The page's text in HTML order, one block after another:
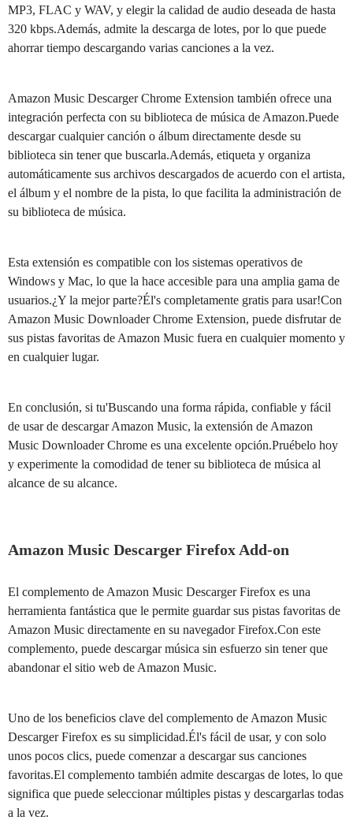
MP3, FLAC y WAV, y elegir la calidad de audio deseada de hasta
320 kbps.Además, admite la descarga de lotes, por lo que puede
ahorrar tiempo descargando varias canciones a la vez.
Amazon Music Descarger Chrome Extension también ofrece una
integración perfecta con su biblioteca de música de Amazon.Puede
descargar cualquier canción o álbum directamente desde su
biblioteca sin tener que buscarla.Además, etiqueta y organiza
automáticamente sus archivos descargados de acuerdo con el artista,
el álbum y el nombre de la pista, lo que facilita la administración de
su biblioteca de música.
Esta extensión es compatible con los sistemas operativos de
Windows y Mac, lo que la hace accesible para una amplia gama de
usuarios.¿Y la mejor parte?Él's completamente gratis para usar!Con
Amazon Music Downloader Chrome Extension, puede disfrutar de
sus pistas favoritas de Amazon Music fuera en cualquier momento y
en cualquier lugar.
En conclusión, si tu'Buscando una forma rápida, confiable y fácil
de usar de descargar Amazon Music, la extensión de Amazon
Music Downloader Chrome es una excelente opción.Pruébelo hoy
y experimente la comodidad de tener su biblioteca de música al
alcance de su alcance.
Amazon Music Descarger Firefox Add-on
El complemento de Amazon Music Descarger Firefox es una
herramienta fantástica que le permite guardar sus pistas favoritas de
Amazon Music directamente en su navegador Firefox.Con este
complemento, puede descargar música sin esfuerzo sin tener que
abandonar el sitio web de Amazon Music.
Uno de los beneficios clave del complemento de Amazon Music
Descarger Firefox es su simplicidad.Él's fácil de usar, y con solo
unos pocos clics, puede comenzar a descargar sus canciones
favoritas.El complemento también admite descargas de lotes, lo que
significa que puede seleccionar múltiples pistas y descargarlas todas
a la vez.